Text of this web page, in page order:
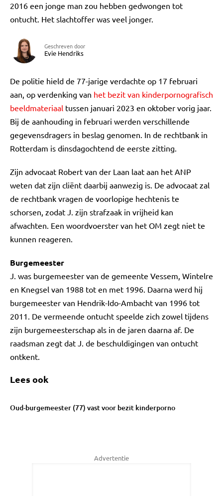
2016 een jonge man zou hebben gedwongen tot
ontucht. Het slachtoffer was veel jonger.
Geschreven door
Evie Hendriks
De politie hield de 77-jarige verdachte op 17 februari
aan, op verdenking van het bezit van kinderpornografisch
beeldmateriaal tussen januari 2023 en oktober vorig jaar.
Bij de aanhouding in februari werden verschillende
gegevensdragers in beslag genomen. In de rechtbank in
Rotterdam is dinsdagochtend de eerste zitting.
Zijn advocaat Robert van der Laan laat aan het ANP
weten dat zijn cliënt daarbij aanwezig is. De advocaat zal
de rechtbank vragen de voorlopige hechtenis te
schorsen, zodat J. zijn strafzaak in vrijheid kan
afwachten. Een woordvoerster van het OM zegt niet te
kunnen reageren.
Burgemeester
J. was burgemeester van de gemeente Vessem, Wintelre
en Knegsel van 1988 tot en met 1996. Daarna werd hij
burgemeester van Hendrik-Ido-Ambacht van 1996 tot
2011. De vermeende ontucht speelde zich zowel tijdens
zijn burgemeesterschap als in de jaren daarna af. De
raadsman zegt dat J. de beschuldigingen van ontucht
ontkent.
Lees ook
Oud-burgemeester (77) vast voor bezit kinderporno
Advertentie